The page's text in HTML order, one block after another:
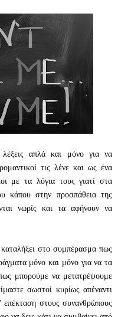
απλά και μόνο για να
τις λένε και ως ένα
με τα λόγια τους γιατί στα
κάπου στην προσπάθεια της
νωρίς και τα αφήνουν να
στο συμπέρασμα πως
μόνο και μόνο για να τα
μπορούμε να μετατρέψουμε
σωστοί κυρίως απέναντι
επέκταση στους συνανθρώπους